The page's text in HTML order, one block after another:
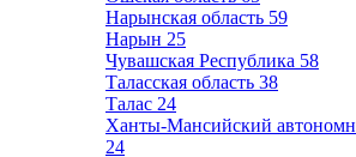
Нарынская область 59
Нарын 25
Чувашская Республика 58
Таласская область 38
Талас 24
Ханты-Мансийский
24